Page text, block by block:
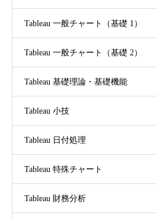
Tableau 一般チャート（基礎 1）
Tableau 一般チャート（基礎 2）
Tableau 基礎理論・基礎機能
Tableau 小技
Tableau 日付処理
Tableau 特殊チャート
Tableau 財務分析